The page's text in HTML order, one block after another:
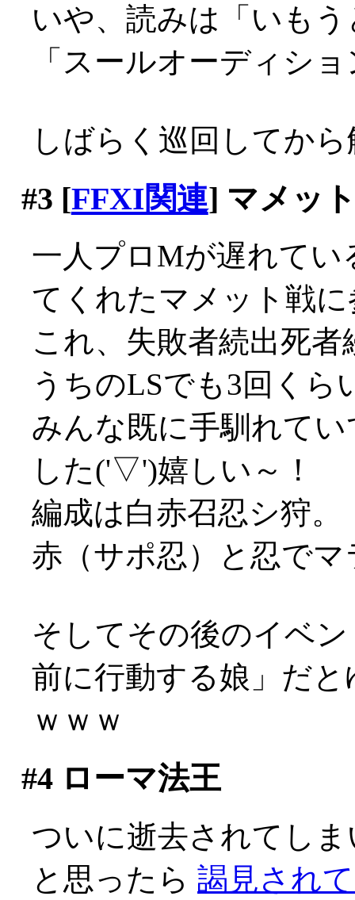
いや、読みは「いも
「スールオーディシ
しばらく巡回してか
#3 [FFXI関連] マメッ
一人プロMが遅れて
てくれたマメット戦に
これ、失敗者続出死
うちのLSでも3回くら
みんな既に手馴れて
した('▽')嬉しい～！
編成は白赤召忍シ狩。
赤（サポ忍）と忍で
そしてその後のイベ
前に行動する娘」だ
ｗｗｗ
#4ローマ法王
ついに逝去されてし
と思ったら 謁見され